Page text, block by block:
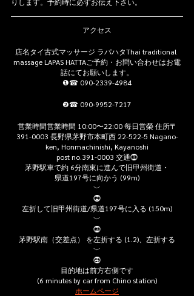
アクセス
店名タイ古式マッサージ ラパハタThai traditional
massage LAPAS HATTAご予約・お問い合わせはお電
話にてお願いします。
❶☎ 090-2339-4984
❷☎ 090-9952-7217
営業時間営業時間 10:00〜22:00 每日営榮 住所〒
391-0003 長野県茅野市本町西 22-522-5 Nagano-
ken, Honmachinishi, Kayanoshi
post no.391-0003 交通⓵
茅野駅車で約 6分南東に進んで旧甲州街道・
県道197号に向かう (99m)
﹀
⓶
左折して旧甲州街道/県道197号に入る (150m)
﹀
⓷
茅野駅南（交差点） を左折する (1.2)、左折する
﹀
⓸
目的地は前方右側です
(6 minutes by car from Chino station)
ホームページ